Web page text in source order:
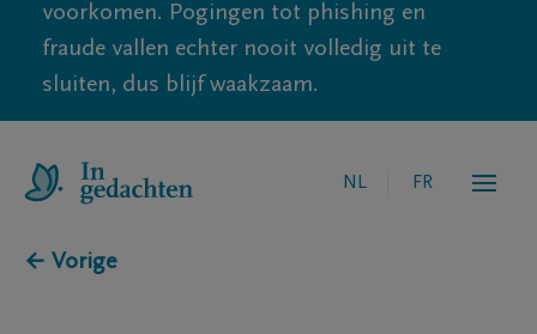
voorkomen. Pogingen tot phishing en
fraude vallen echter nooit volledig uit te
sluiten, dus blijf waakzaam.
NL FR
← Vorige